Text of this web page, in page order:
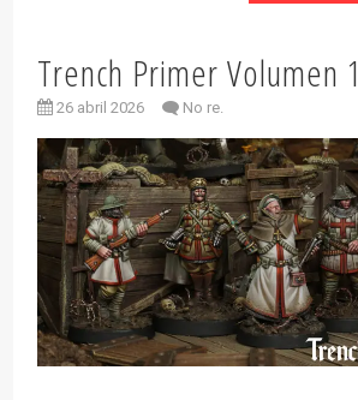
Trench Primer Volumen 1
26 abril 2026 No re.